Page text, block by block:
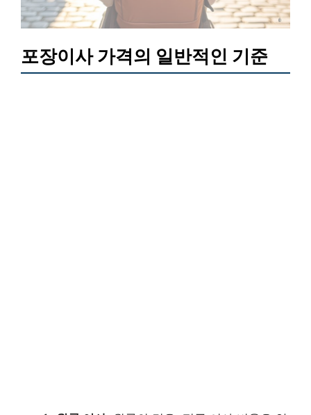
포장이사 가격의 일반적인 기준